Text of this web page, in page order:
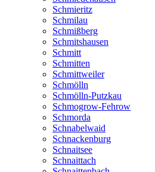
Schmieritz
Schmilau
Schmißberg
Schmitshausen
Schmitt
Schmitten
Schmittweiler
Schmölln
Schmölln-Putzkau
Schmogrow-Fehrow
Schmorda
Schnabelwaid
Schnackenburg
Schnaitsee
Schnaittach